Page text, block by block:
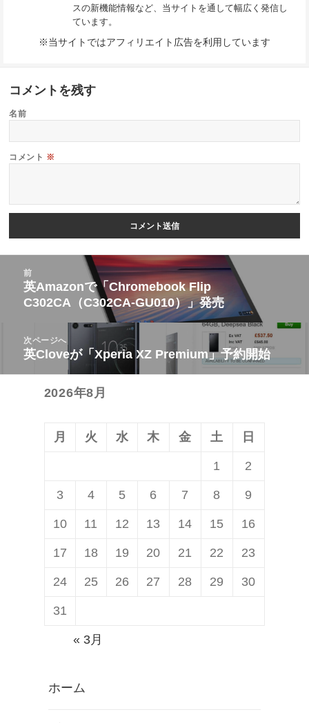
スの新機能情報など、当サイトを通して幅広く発信し
ています。
※当サイトではアフィリエイト広告を利用しています
コメントを残す
名前
コメント ※
前
前
の
稿:
英Amazonで「Chromebook Flip
C302CA（C302CA-GU010）」発売
次ページへ
次
の
英Cloveが「Xperia XZ Premium」予約開始
2026年8月
月 火 水 木 金 土 日
1 2
3 4 5 6 7 8 9
10 11 12 13 14 15 16
17 18 19 20 21 22 23
24 25 26 27 28 29 30
31
« 3月
ホーム